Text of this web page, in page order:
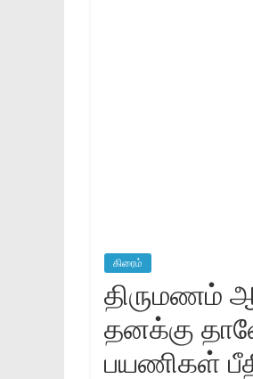
கிரைம்
திருமணம்
தனக்கு
பயணிகள்